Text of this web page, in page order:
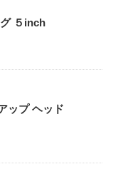
５inch
ップ ヘッド